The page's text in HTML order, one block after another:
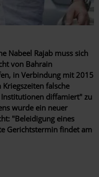
Nabeel Rajab muss sich
von Bahrain
in Verbindung mit 2015
falsche
diffamiert" zu
wurde ein neuer
"Beleidigung eines
Gerichtstermin findet am